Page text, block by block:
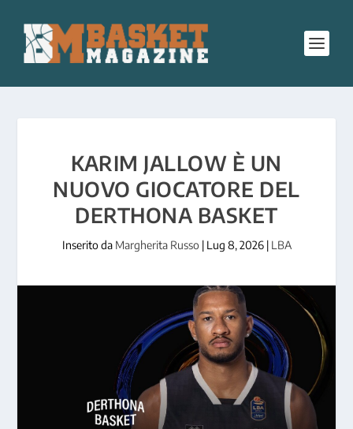
KARIM JALLOW È UN
NUOVO GIOCATORE DEL
DERTHONA BASKET
Inserito da Margherita Russo | Lug 8, 2026| LBA